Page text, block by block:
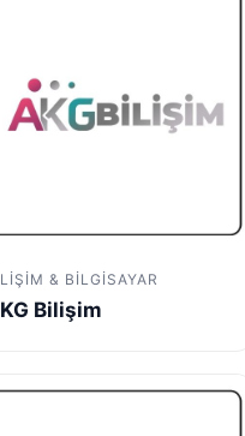
& BILGISAYAR
Bilişim